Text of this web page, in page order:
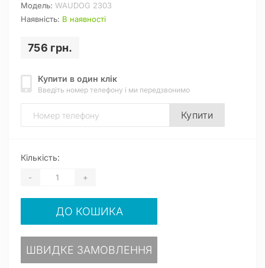
Модель: WAUDOG 2303
Наявність: В наявності
756 грн.
Купити в один клік
Введіть номер телефону і ми передзвонимо
Купити
Кількість:
- +
ДО КОШИКА
ШВИДКЕ ЗАМОВЛЕННЯ